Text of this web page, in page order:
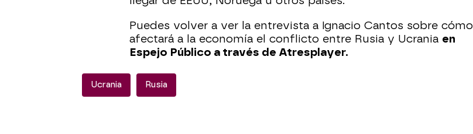
Puedes volver a ver la entrevista a Ignacio Cantos sobre cómo
afectará a la economía el conflicto entre Rusia y Ucrania en
Espejo Público a través de Atresplayer.
Ucrania Rusia